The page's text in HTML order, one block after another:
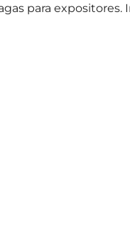
para expositores.